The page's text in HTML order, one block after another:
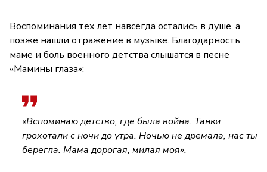
Воспоминания тех лет навсегда остались в душе, а
позже нашли отражение в музыке. Благодарность
маме и боль военного детства слышатся в песне
«Мамины глаза»:
«Вспоминаю детство, где была война. Танки
грохотали с ночи до утра. Ночью не дремала, нас ты
берегла. Мама дорогая, милая моя».